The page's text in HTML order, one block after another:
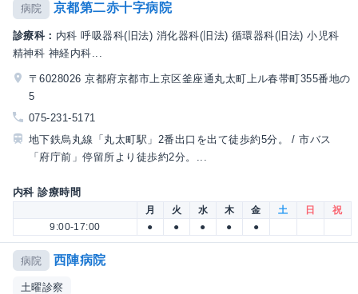
病院 京都第二赤十字病院
診療科： 内科 呼吸器科(旧法) 消化器科(旧法) 循環器科(旧法) 小児科
精神科 神経内科...
〒6028026 京都府京都市上京区釜座通丸太町上ル春帯町355番地の
5
075-231-5171
地下鉄烏丸線「丸太町駅」2番出口を出て徒歩約5分。 / 市バス
「府庁前」停留所より徒歩約2分。...
内科 診療時間
月 火 水 木 金 土 日
祝
9:00-17:00
● ● ● ● ●
病院 西陣病院
土曜診察